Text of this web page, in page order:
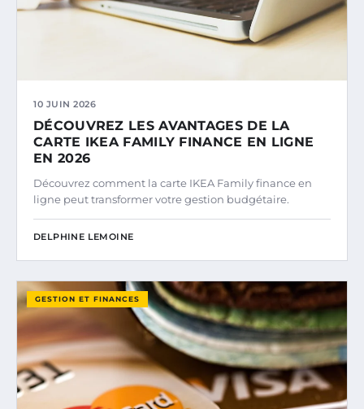
10 JUIN 2026
DÉCOUVREZ LES AVANTAGES DE LA
CARTE IKEA FAMILY FINANCE EN LIGNE
EN 2026
Découvrez comment la carte IKEA Family finance en
ligne peut transformer votre gestion budgétaire.
DELPHINE LEMOINE
GESTION ET FINANCES